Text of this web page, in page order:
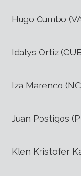
Hugo Cumbo
Idalys Ortiz
Iza Marenco
Juan Postigos
Klen Kristofer